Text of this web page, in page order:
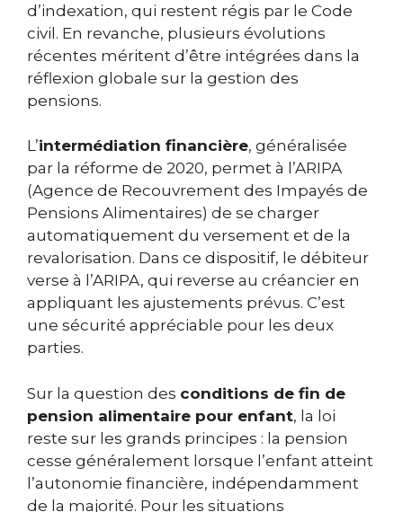
d’indexation, qui restent régis par le Code
civil. En revanche, plusieurs évolutions
récentes méritent d’être intégrées dans la
réflexion globale sur la gestion des
pensions.
L’intermédiation financière, généralisée
par la réforme de 2020, permet à l’ARIPA
(Agence de Recouvrement des Impayés de
Pensions Alimentaires) de se charger
automatiquement du versement et de la
revalorisation. Dans ce dispositif, le débiteur
verse à l’ARIPA, qui reverse au créancier en
appliquant les ajustements prévus. C’est
une sécurité appréciable pour les deux
parties.
Sur la question des conditions de fin de
pension alimentaire pour enfant, la loi
reste sur les grands principes : la pension
cesse généralement lorsque l’enfant atteint
l’autonomie financière, indépendamment
de la majorité. Pour les situations